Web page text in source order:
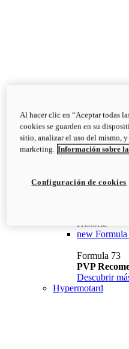
Historia
new Formula
Formula 73
PVP
Descubrir
Hypermotard
Al hacer clic en “Aceptar todas
cookies se guarden en su
sitio, analizar el uso del mismo,
marketing. Información sobre
Configuración de cookies